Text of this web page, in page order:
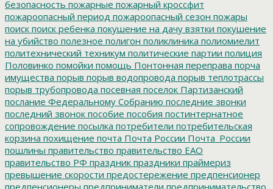
безопасность пожарные пожарный кроссфит
пожароопасный период пожароопасный сезон пожары
поиск поиск ребенка покушение на дачу взятки покушение
на убийство полезное полигон поликлиника полиомиелит
политехнический техникум политические партии полиция
Половинко помойки помощь Понтонная переправа порча
имущества порыв порыв водопровода порыв теплотрассы
порыв трубопровода посевная поселок Партизанский
послание Федеральному Собранию последние звонки
последний звонок пособие пособия постинтернатное
сопровождение посылка потребители потребительская
корзина похищение почта Почта России Почта_России
пошлины правительство правительство ЕАО
правительство РФ праздник праздники праймериз
превышение скорости предостережение предпенсионер
предпенсионеры предприниматели предпринимательство